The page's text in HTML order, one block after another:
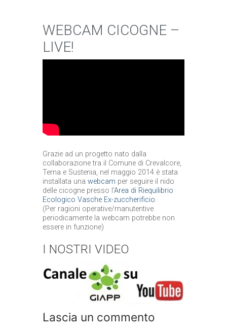
WEBCAM CICOGNE –
LIVE!
Grazie ad un progetto nato dalla
collaborazione tra il Comune di Crevalcore,
Terna e Sustenia, nel maggio 2014 è stata
installata una webcam per seguire il nido
delle cicogne presso l’Area di Riequilibrio
Ecologico Vasche Ex-zuccherificio.
(Per ragioni operative/manutentive
periodicamente la webcam potrebbe non
essere in funzione)
I NOSTRI VIDEO
Lascia un commento